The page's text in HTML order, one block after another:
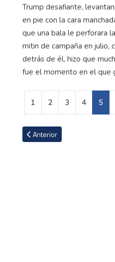
Trump desafiante,
en pie con la cara
que una bala le perforara
mitin de campaña en julio,
detrás de él, hizo que
fue el momento en el que
1 2 3 4 5
Artículo anterior: Nueva
Anterior